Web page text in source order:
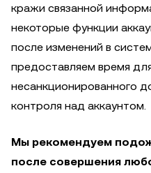
кражи связанной
некоторые функции
после изменений в
предоставляем время
несанкционированного
контроля над аккаунтом.
Мы рекомендуем
после совершения